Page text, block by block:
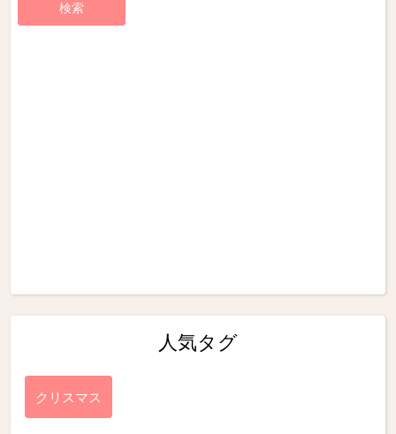
人気タグ
クリスマス